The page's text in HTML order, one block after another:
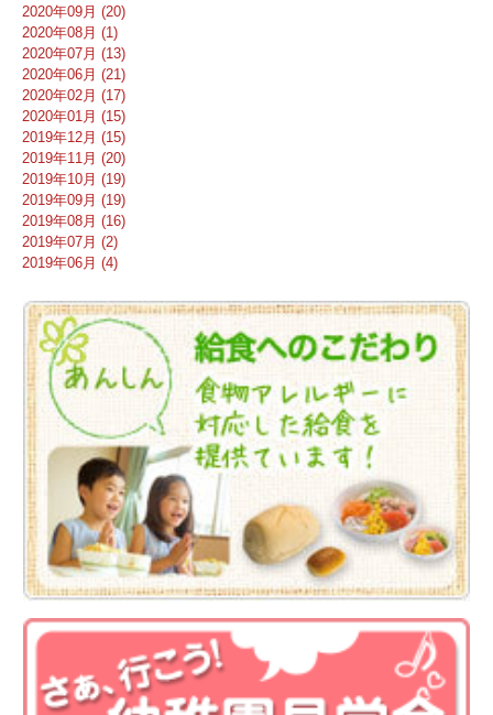
2020年09月 (20)
2020年08月 (1)
2020年07月 (13)
2020年06月 (21)
2020年02月 (17)
2020年01月 (15)
2019年12月 (15)
2019年11月 (20)
2019年10月 (19)
2019年09月 (19)
2019年08月 (16)
2019年07月 (2)
2019年06月 (4)